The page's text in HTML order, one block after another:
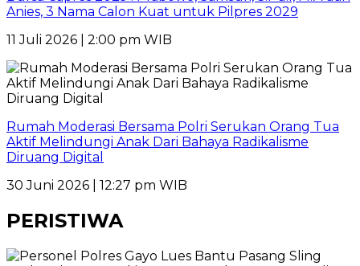
Anies, 3 Nama Calon Kuat untuk Pilpres 2029
11 Juli 2026 | 2:00 pm WIB
Rumah Moderasi Bersama Polri Serukan Orang Tua
Aktif Melindungi Anak Dari Bahaya Radikalisme
Diruang Digital
30 Juni 2026 | 12:27 pm WIB
PERISTIWA